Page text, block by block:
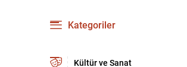
Kategoriler
Kültür ve Sanat